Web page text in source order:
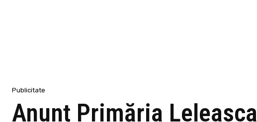
Publicitate
Anunț Primăria Leleasca